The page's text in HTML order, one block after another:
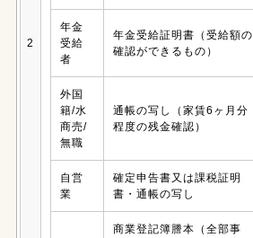
2
年金
受給
者
年金受給証明書（受給額の
確認ができるもの）
外国
籍/水
商売/
無職
通帳の写し（家賃6ヶ月分
程度の残金確認）
自営
業
確定申告書又は課税証明
書・通帳の写し
商業登記簿謄本（全部事